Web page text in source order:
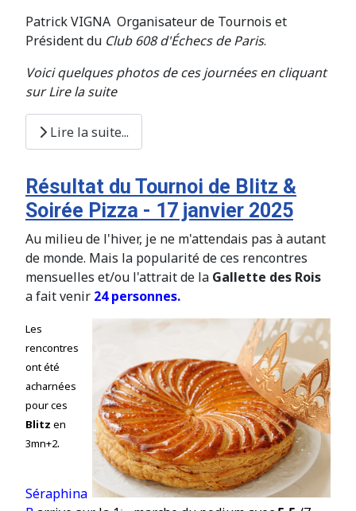
Patrick VIGNA Organisateur de Tournois et
Président du Club 608 d'Échecs de Paris.
Voici quelques photos de ces journées en cliquant
sur Lire la suite
Lire la suite...
Résultat du Tournoi de Blitz &
Soirée Pizza - 17 janvier 2025
Au milieu de l'hiver, je ne m'attendais pas à autant
de monde. Mais la popularité de ces rencontres
mensuelles et/ou l'attrait de la Gallette des Rois
a fait venir 24 personnes.
Les
rencontres
ont été
acharnées
pour ces
Blitz en
3mn+2.
Séraphina